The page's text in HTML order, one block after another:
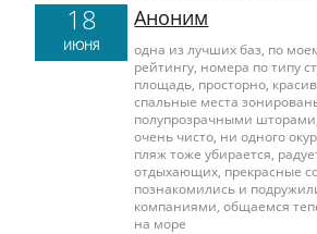
18
ИЮНЯ
Аноним
одна из лучших баз, по
рейтингу, номера по типу
площадь, просторно,
спальные места
полупрозрачными
очень чисто, ни одного
пляж тоже убирается,
отдыхающих, прекрасные
познакомились и
компаниями, общаемся
на море